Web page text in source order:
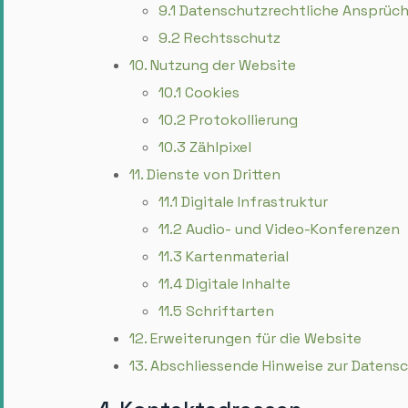
9.1 Daten­schutz­rechtliche
9.2 Rechtsschutz
10. Nutzung der Website
10.1 Cookies
10.2 Protokollierung
10.3 Zählpixel
11. Dienste von Dritten
11.1 Digitale Infrastruktur
11.2 Audio- und Video-Konferenzen
11.3 Kartenmaterial
11.4 Digitale Inhalte
11.5 Schriftarten
12. Erweiterungen für die Website
13. Abschliessende Hinweise zur